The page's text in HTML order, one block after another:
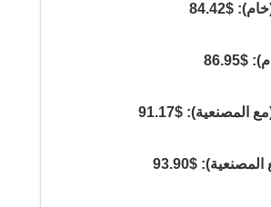
$84.42
$91.17
$93.90